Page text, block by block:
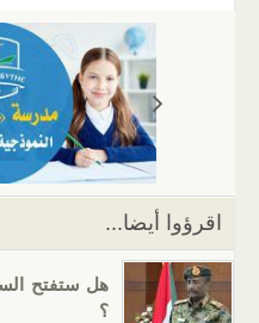
k
er
e
dI
n
g
er
اقرؤوا أيضا...
هل ستفتح
؟